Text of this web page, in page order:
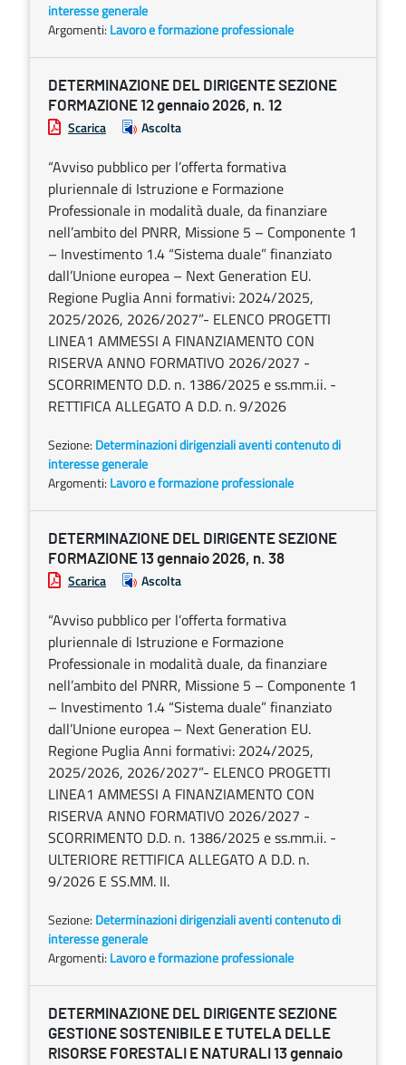
interesse generale
Argomenti: Lavoro e formazione professionale
DETERMINAZIONE DEL DIRIGENTE SEZIONE
FORMAZIONE 12 gennaio 2026, n. 12
Scarica Ascolta
“Avviso pubblico per l’offerta formativa
pluriennale di Istruzione e Formazione
Professionale in modalità duale, da finanziare
nell’ambito del PNRR, Missione 5 – Componente 1
– Investimento 1.4 “Sistema duale” finanziato
dall’Unione europea – Next Generation EU.
Regione Puglia Anni formativi: 2024/2025,
2025/2026, 2026/2027”- ELENCO PROGETTI
LINEA1 AMMESSI A FINANZIAMENTO CON
RISERVA ANNO FORMATIVO 2026/2027 -
SCORRIMENTO D.D. n. 1386/2025 e ss.mm.ii. -
RETTIFICA ALLEGATO A D.D. n. 9/2026
Sezione: Determinazioni dirigenziali aventi contenuto di
interesse generale
Argomenti: Lavoro e formazione professionale
DETERMINAZIONE DEL DIRIGENTE SEZIONE
FORMAZIONE 13 gennaio 2026, n. 38
Scarica Ascolta
“Avviso pubblico per l’offerta formativa
pluriennale di Istruzione e Formazione
Professionale in modalità duale, da finanziare
nell’ambito del PNRR, Missione 5 – Componente 1
– Investimento 1.4 “Sistema duale” finanziato
dall’Unione europea – Next Generation EU.
Regione Puglia Anni formativi: 2024/2025,
2025/2026, 2026/2027”- ELENCO PROGETTI
LINEA1 AMMESSI A FINANZIAMENTO CON
RISERVA ANNO FORMATIVO 2026/2027 -
SCORRIMENTO D.D. n. 1386/2025 e ss.mm.ii. -
ULTERIORE RETTIFICA ALLEGATO A D.D. n.
9/2026 E SS.MM. II.
Sezione: Determinazioni dirigenziali aventi contenuto di
interesse generale
Argomenti: Lavoro e formazione professionale
DETERMINAZIONE DEL DIRIGENTE SEZIONE
GESTIONE SOSTENIBILE E TUTELA DELLE
RISORSE FORESTALI E NATURALI 13 gennaio